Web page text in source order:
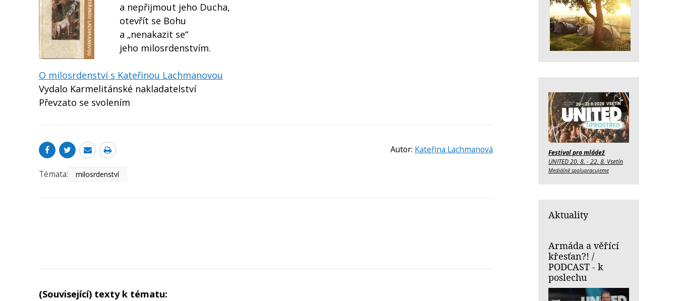
a nepřijmout jeho Ducha,
otevřít se Bohu
a „nenakazit se“
jeho milosrdenstvím.
O milosrdenství s Kateřinou Lachmanovou
Vydalo Karmelitánské nakladatelství
Převzato se svolením
Autor: Kateřina Lachmanová
Témata: milosrdenství
(Související) texty k tématu:
Festival pro mládež
UNITED 20. 8. - 22. 8. Vsetín
Mediálně spolupracujeme
Aktuality
Armáda a věřící
křesťan?! /
PODCAST - k
poslechu